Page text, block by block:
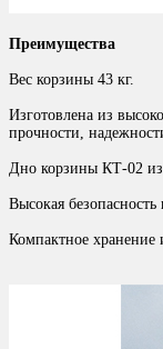
Преимущества
Вес корзины 43 кг.
Изготовлена из
прочности,
Дно корзины КТ-02 из
Высокая
Компактное хранение